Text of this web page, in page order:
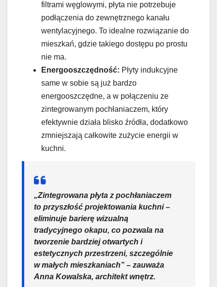
filtrami węglowymi, płyta nie potrzebuje
podłączenia do zewnętrznego kanału
wentylacyjnego. To idealne rozwiązanie do
mieszkań, gdzie takiego dostępu po prostu
nie ma.
Energooszczędność: Płyty indukcyjne
same w sobie są już bardzo
energooszczędne, a w połączeniu ze
zintegrowanym pochłaniaczem, który
efektywnie działa blisko źródła, dodatkowo
zmniejszają całkowite zużycie energii w
kuchni.
„Zintegrowana płyta z pochłaniaczem
to przyszłość projektowania kuchni –
eliminuje barierę wizualną
tradycyjnego okapu, co pozwala na
tworzenie bardziej otwartych i
estetycznych przestrzeni, szczególnie
w małych mieszkaniach” – zauważa
Anna Kowalska, architekt wnętrz.